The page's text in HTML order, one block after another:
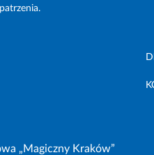
„Magiczny Kraków”